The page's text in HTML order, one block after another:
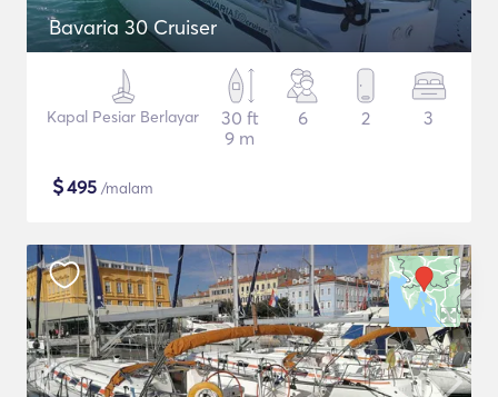
Bavaria 30 Cruiser
Kapal Pesiar Berlayar
30 ft
9 m
6 2 3
$495 /malam